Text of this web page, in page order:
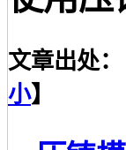
文章出处
小】